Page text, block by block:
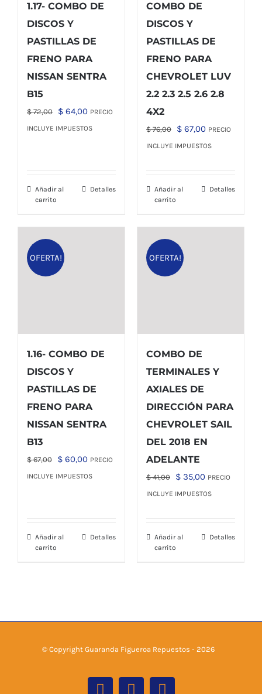
1.17- COMBO DE
DISCOS Y
PASTILLAS DE
FRENO PARA
NISSAN SENTRA
B15
$72,00
El
precio
$ 64,00El
precio
PRECIO
INCLUYE IMPUESTOS
Añadir al
carrito
Detalles
COMBO DE
DISCOS Y
PASTILLAS DE
FRENO PARA
CHEVROLET LUV
2.2 2.3 2.5 2.6 2.8
4X2
$76,00
El
precio
$ 76,00.
$ 67,00El
precio
$ 67,00.
PRECIO
INCLUYE IMPUESTOS
Añadir al
carrito
Detalles
OFERTA!
1.16- COMBO DE
DISCOS Y
PASTILLAS DE
FRENO PARA
NISSAN SENTRA
B13
$67,00
El
precio
$ 60,00El
precio
PRECIO
INCLUYE IMPUESTOS
Añadir al
carrito
Detalles
OFERTA!
COMBO DE
TERMINALES Y
AXIALES DE
DIRECCIÓN PARA
CHEVROLET SAIL
DEL 2018 EN
ADELANTE
$41,00
El
precio
$ 41,00.
$ 35,00El
precio
$ 35,00.
PRECIO
INCLUYE IMPUESTOS
Añadir al
carrito
Detalles
© Copyright Guaranda Figueroa Repuestos - 2026